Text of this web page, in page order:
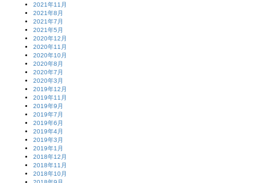
2021年11月
2021年8月
2021年7月
2021年5月
2020年12月
2020年11月
2020年10月
2020年8月
2020年7月
2020年3月
2019年12月
2019年11月
2019年9月
2019年7月
2019年6月
2019年4月
2019年3月
2019年1月
2018年12月
2018年11月
2018年10月